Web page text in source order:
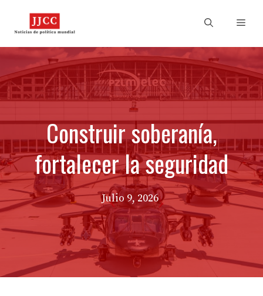
Construir soberanía,
fortalecer la seguridad
Julio 9, 2026